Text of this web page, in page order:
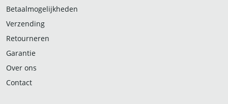
Betaalmogelijkheden
Verzending
Retourneren
Garantie
Over ons
Contact